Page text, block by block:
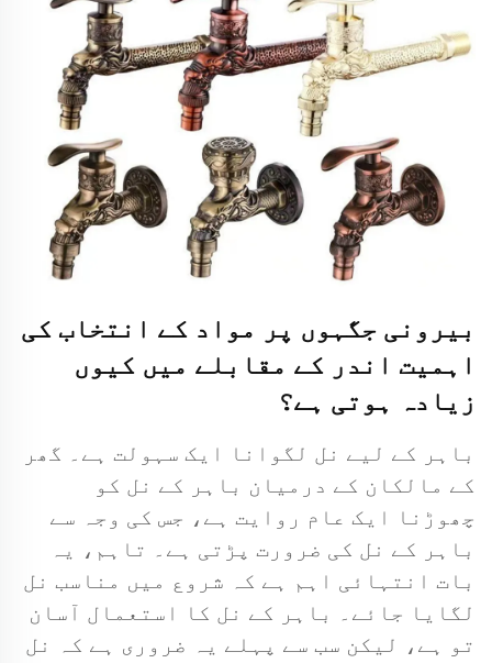
بیرونی جگہوں پر مواد کے انتخاب کی
اہمیت اندر کے مقابلے میں کیوں
زیادہ ہوتی ہے؟
باہر کے لیے نل لگوانا ایک سہولت ہے۔ گھر
کے مالکان کے درمیان باہر کے نل کو
چھوڑنا ایک عام روایت ہے، جس کی وجہ سے
باہر کے نل کی ضرورت پڑتی ہے۔ تاہم، یہ
بات انتہائی اہم ہے کہ شروع میں مناسب نل
لگایا جائے۔ باہر کے نل کا استعمال آسان
تو ہے، لیکن سب سے پہلے یہ ضروری ہے کہ نل